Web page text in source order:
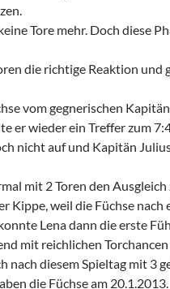
Tore mehr. Doch diese
die richtige Reaktion und
vom gegnerischen
er wieder ein Treffer zum
nicht auf und Kapitän
mit 2 Toren den Ausgleich
Kippe, weil die Füchse
Lena dann die erste
mit reichlichen
nach diesem Spieltag mit 3
die Füchse am 20.1.2013.